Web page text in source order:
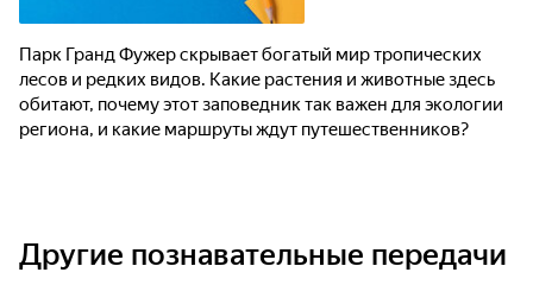
Парк Гранд Фужер скрывает богатый мир тропических
лесов и редких видов. Какие растения и животные здесь
обитают, почему этот заповедник так важен для экологии
региона, и какие маршруты ждут путешественников?
Другие познавательные передачи